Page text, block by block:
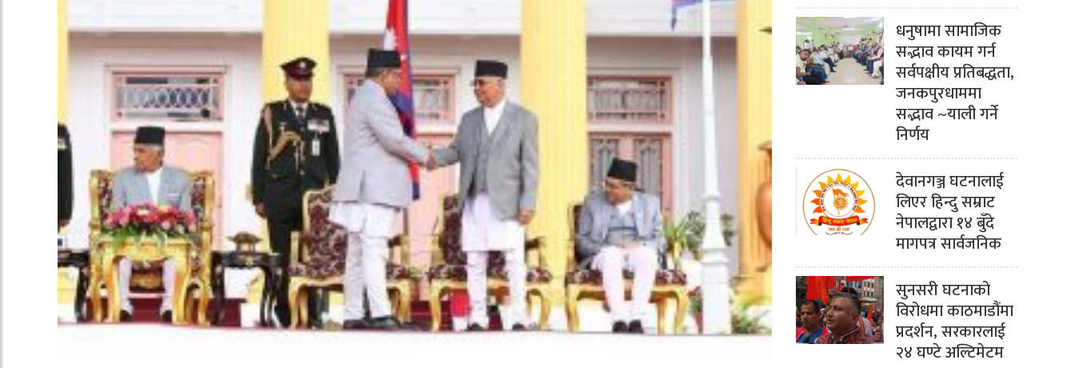
धनुषामा सामाजिक
सद्भाव कायम गर्न
सर्वपक्षीय प्रतिबद्धता,
जनकपुरधाममा
सद्भाव ~याली गर्ने
निर्णय
देवानगञ्ज घटनालाई
लिएर हिन्दु सम्राट
नेपालद्वारा १४ बुँदे
मागपत्र सार्वजनिक
सुनसरी घटनाको
विरोधमा काठमाडौंमा
प्रदर्शन, सरकारलाई
२४ घण्टे अल्टिमेटम